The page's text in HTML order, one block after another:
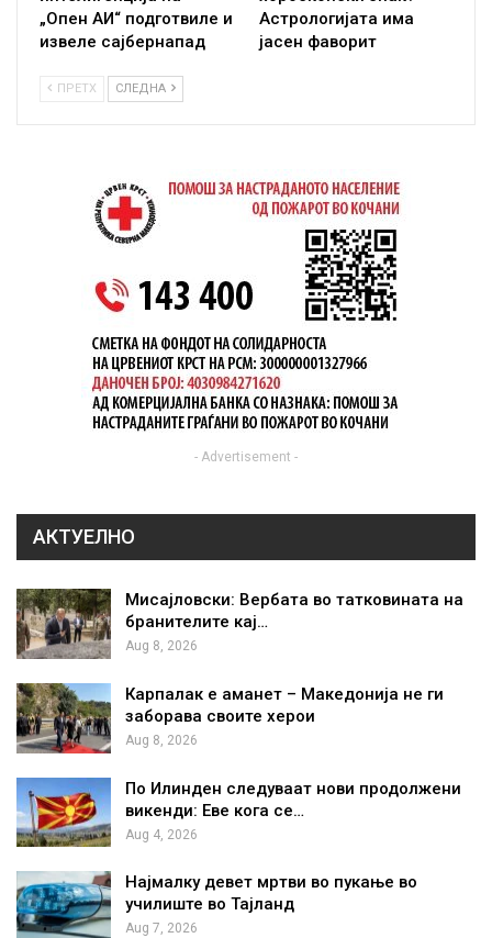
„Опен АИ“ подготвиле и
извеле сајбернапад
Астрологијата има
јасен фаворит
ПРЕТХ СЛЕДНА
- Advertisement -
АКТУЕЛНО
Мисајловски: Вербата во татковината на
бранителите кај…
Aug 8, 2026
Карпалак е аманет – Македонија не ги
заборава своите херои
Aug 8, 2026
По Илинден следуваат нови продолжени
викенди: Еве кога се…
Aug 4, 2026
Најмалку девет мртви во пукање во
училиште во Тајланд
Aug 7, 2026